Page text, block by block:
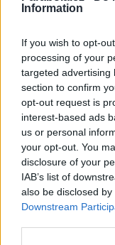
Information
If you wish to opt-
processing of your
targeted advertising
section to confirm
opt-out request is
interest-based ads
us or personal
your opt-out. You
disclosure of your
IAB’s list of
also be disclosed
Downstream
07.08.2026 - Bosch
48.400 Kč •
07.08.2026 -
Bosch
48.400 Kč •
okres Jihlava)
07.08.2026 -
Klementa 869,
06.08.2026 -Bosch
Kč • náborový
Jihlava)
06.08.2026 -Bosch
týdenní zálohy na
... další nabídky